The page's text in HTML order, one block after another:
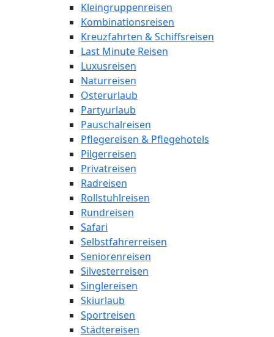
Kleingruppenreisen
Kombinationsreisen
Kreuzfahrten & Schiffsreisen
Last Minute Reisen
Luxusreisen
Naturreisen
Osterurlaub
Partyurlaub
Pauschalreisen
Pflegereisen & Pflegehotels
Pilgerreisen
Privatreisen
Radreisen
Rollstuhlreisen
Rundreisen
Safari
Selbstfahrerreisen
Seniorenreisen
Silvesterreisen
Singlereisen
Skiurlaub
Sportreisen
Städtereisen